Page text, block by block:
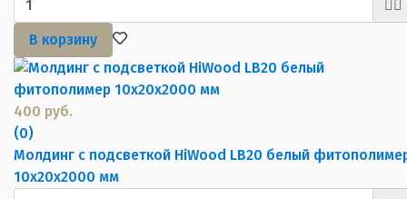
В корзину
400 руб.
(0)
Молдинг с подсветкой HiWood LB20 белый
10х20х2000 мм